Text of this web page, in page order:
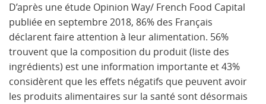
D’après une étude Opinion Way/ French Food Capital
publiée en septembre 2018, 86% des Français
déclarent faire attention à leur alimentation. 56%
trouvent que la composition du produit (liste des
ingrédients) est une information importante et 43%
considèrent que les effets négatifs que peuvent avoir
les produits alimentaires sur la santé sont désormais